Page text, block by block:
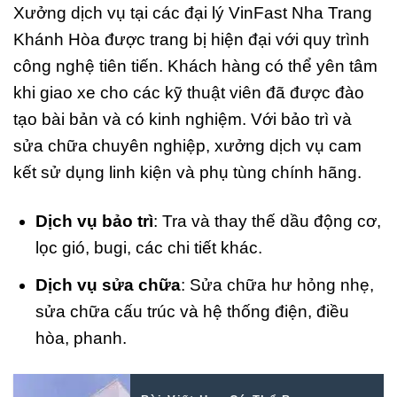
Xưởng dịch vụ tại các đại lý VinFast Nha Trang
Khánh Hòa được trang bị hiện đại với quy trình
công nghệ tiên tiến. Khách hàng có thể yên tâm
khi giao xe cho các kỹ thuật viên đã được đào
tạo bài bản và có kinh nghiệm. Với bảo trì và
sửa chữa chuyên nghiệp, xưởng dịch vụ cam
kết sử dụng linh kiện và phụ tùng chính hãng.
Dịch vụ bảo trì: Tra và thay thế dầu động cơ,
lọc gió, bugi, các chi tiết khác.
Dịch vụ sửa chữa: Sửa chữa hư hỏng nhẹ,
sửa chữa cấu trúc và hệ thống điện, điều
hòa, phanh.